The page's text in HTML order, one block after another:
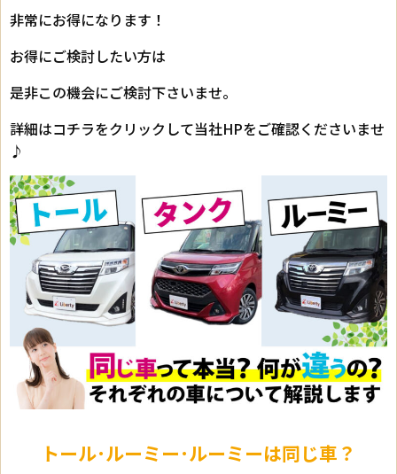
非常にお得になります！
お得にご検討したい方は
是非この機会にご検討下さいませ。
詳細はコチラをクリックして当社HPをご確認くださいませ
♪
トール･ルーミー･ルーミーは同じ車？